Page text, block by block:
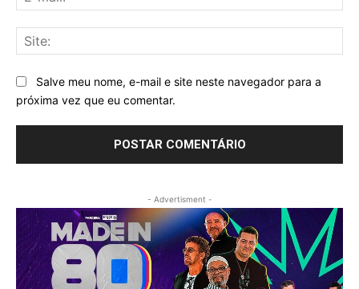
Salve meu nome, e-mail e site neste navegador para a
próxima vez que eu comentar.
- Advertisment -